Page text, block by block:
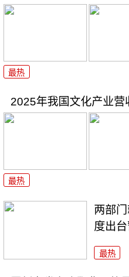
最热
2025年我国文化产业
最热
两部
度出
最热